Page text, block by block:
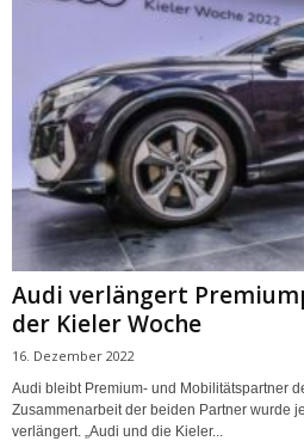
Audi verlängert
der Kieler Woche
16. Dezember 2022
Audi bleibt Premium- und Mobilitätspartner
Zusammenarbeit der beiden Partner wurde
verlängert. „Audi und die Kieler...